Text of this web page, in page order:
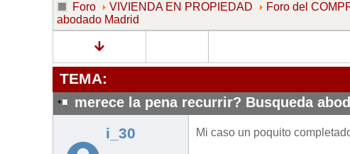
Foro VIVIENDA EN PROPIEDAD Foro del
abodado Madrid
TEMA:
merece la pena recurrir? Busqueda
i_30 Mi caso un poquito